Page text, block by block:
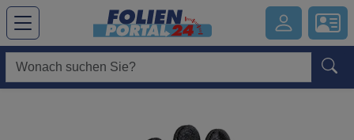
Hauptregion der Seite anspringen